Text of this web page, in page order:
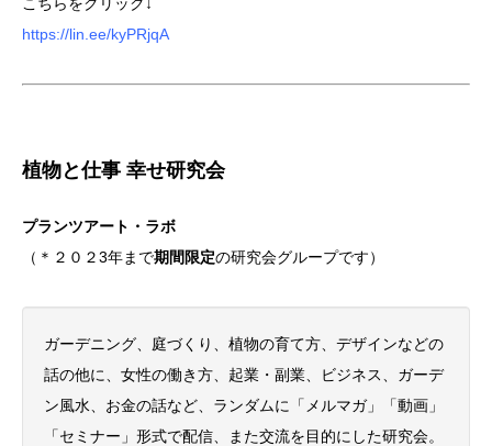
こちらをクリック↓
https://lin.ee/kyPRjqA
植物と仕事 幸せ研究会
プランツアート・ラボ
（＊２０２3年まで期間限定の研究会グループです）
ガーデニング、庭づくり、植物の育て方、デザインなどの
話の他に、女性の働き方、起業・副業、ビジネス、ガーデ
ン風水、お金の話など、ランダムに「メルマガ」「動画」
「セミナー」形式で配信、また交流を目的にした研究会。